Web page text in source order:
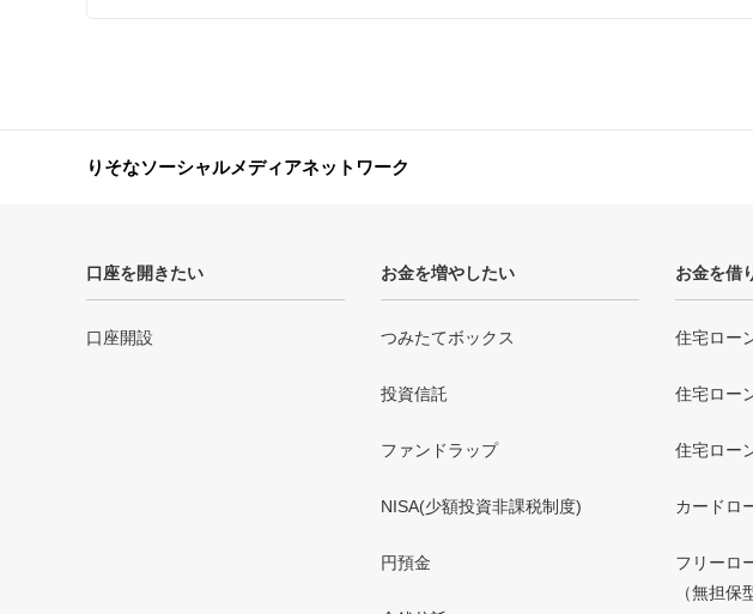
りそなソーシャルメディアネットワーク
口座を開きたい
口座開設
お金を増やしたい
つみたてボックス
投資信託
ファンドラップ
NISA(少額投資非課税制度)
円預金
お金を借
住宅ロー
住宅ロー
住宅ロー
カードロ
フリーロ
（無担保